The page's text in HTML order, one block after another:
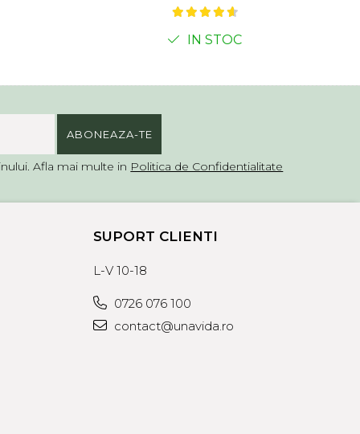
IN STOC
Afla mai multe in Politica de Confidentialitate
SUPORT CLIENTI
L-V 10-18
0726 076 100
contact@unavida.ro